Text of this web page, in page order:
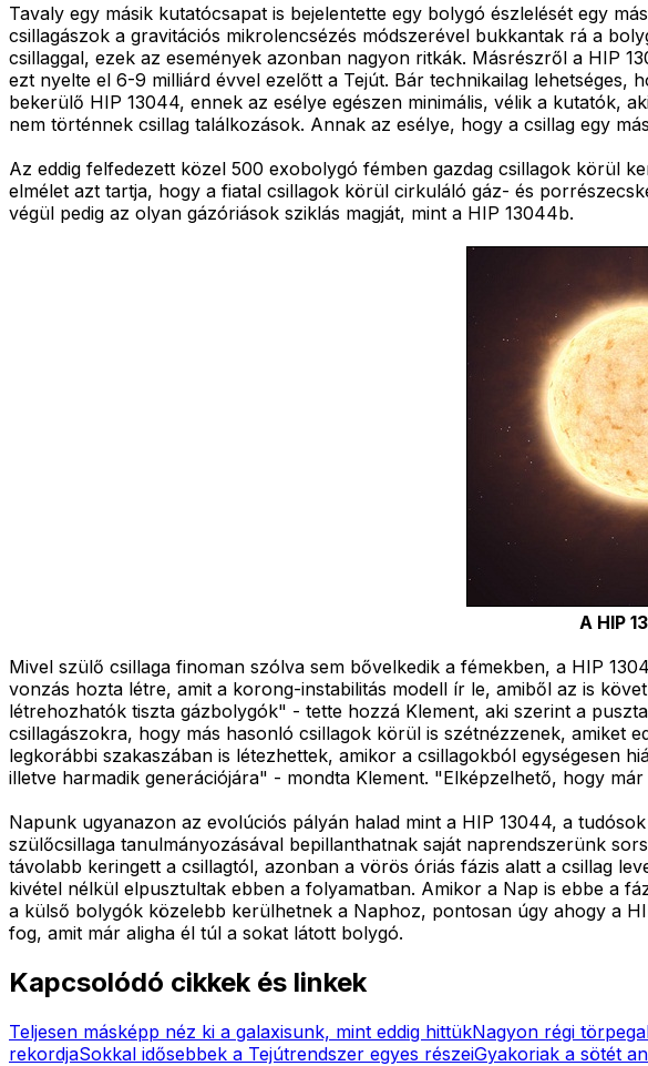
Tavaly egy másik kutatócsapat is bejelentette egy bolygó észlelését egy
csillagászok a gravitációs mikrolencsézés módszerével bukkantak rá a
csillaggal, ezek az események azonban nagyon ritkák. Másrészről a HIP
ezt nyelte el 6-9 milliárd évvel ezelőtt a Tejút. Bár technikailag lehetséges,
bekerülő HIP 13044, ennek az esélye egészen minimális, vélik a kutatók,
nem történnek csillag találkozások. Annak az esélye, hogy a csillag egy
Az eddig felfedezett közel 500 exobolygó fémben gazdag csillagok körül
elmélet azt tartja, hogy a fiatal csillagok körül cirkuláló gáz- és
végül pedig az olyan gázóriások sziklás magját, mint a HIP 13044b.
A HIP
Mivel szülő csillaga finoman szólva sem bővelkedik a fémekben, a HIP
vonzás hozta létre, amit a korong-instabilitás modell ír le, amiből az is
létrehozhatók tiszta gázbolygók" - tette hozzá Klement, aki szerint a
csillagászokra, hogy más hasonló csillagok körül is szétnézzenek,
legkorábbi szakaszában is létezhettek, amikor a csillagokból egységesen
illetve harmadik generációjára" - mondta Klement. "Elképzelhető, hogy
Napunk ugyanazon az evolúciós pályán halad mint a HIP 13044, a
szülőcsillaga tanulmányozásával bepillanthatnak saját naprendszerünk
távolabb keringett a csillagtól, azonban a vörös óriás fázis alatt a csillag
kivétel nélkül elpusztultak ebben a folyamatban. Amikor a Nap is ebbe a
a külső bolygók közelebb kerülhetnek a Naphoz, pontosan úgy ahogy a
fog, amit már aligha él túl a sokat látott bolygó.
Kapcsolódó cikkek és linkek
Teljesen másképp néz ki a galaxisunk, mint eddig hittükNagyon régi
rekordjaSokkal idősebbek a Tejútrendszer egyes részeiGyakoriak a sötét